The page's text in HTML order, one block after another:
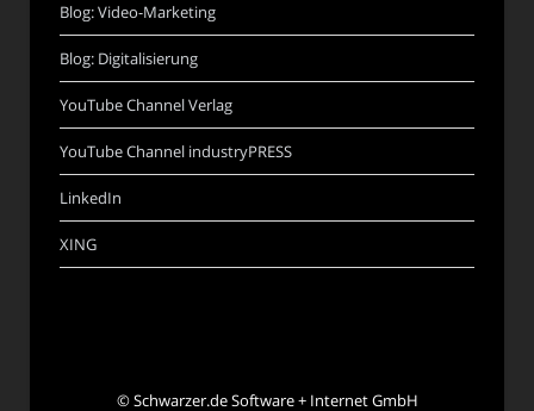
Blog: Video-Marketing
Blog: Digitalisierung
YouTube Channel Verlag
YouTube Channel industryPRESS
LinkedIn
XING
©Schwarzer.de Software + Internet GmbH